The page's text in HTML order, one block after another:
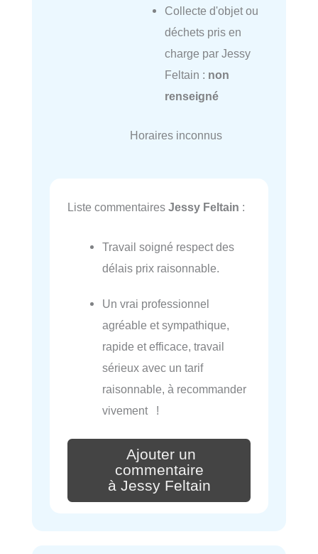
Collecte d'objet ou
déchets pris en
charge par Jessy
Feltain : non
renseigné
Horaires inconnus
Liste commentaires Jessy Feltain :
Travail soigné respect des
délais prix raisonnable.
Un vrai professionnel
agréable et sympathique,
rapide et efficace, travail
sérieux avec un tarif
raisonnable, à recommander
vivement !
Ajouter un
commentaire
à Jessy Feltain